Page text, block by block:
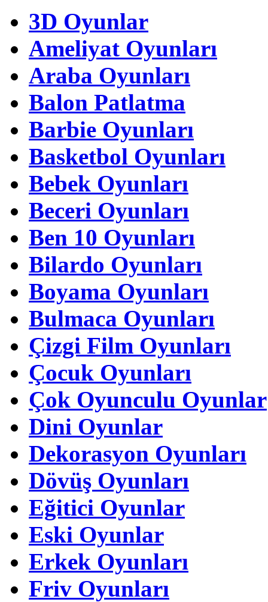
3D Oyunlar
Ameliyat Oyunları
Araba Oyunları
Balon Patlatma
Barbie Oyunları
Basketbol Oyunları
Bebek Oyunları
Beceri Oyunları
Ben 10 Oyunları
Bilardo Oyunları
Boyama Oyunları
Bulmaca Oyunları
Çizgi Film Oyunları
Çocuk Oyunları
Çok Oyunculu Oyunlar
Dini Oyunlar
Dekorasyon Oyunları
Dövüş Oyunları
Eğitici Oyunlar
Eski Oyunlar
Erkek Oyunları
Friv Oyunları